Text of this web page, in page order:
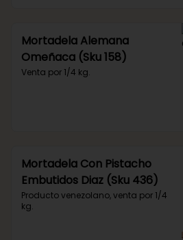
Mortadela Alemana
Omeñaca (Sku 158)
Venta por 1/4 kg.
Mortadela Con Pistacho
Embutidos Diaz (Sku 436)
Producto venezolano, venta por 1/4
kg.